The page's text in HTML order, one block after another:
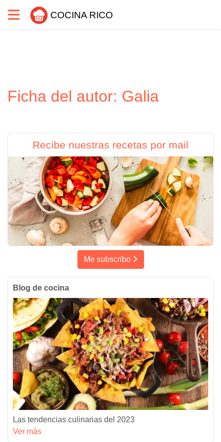
COCINA RICO
Ficha del autor: Galia
Recibe nuestras recetas por mail
Me subscribo
Blog de cocina
Las tendencias culinarias del 2023
Ver màs